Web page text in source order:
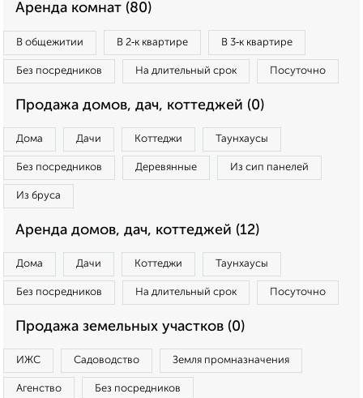
Аренда комнат (80)
В общежитии В 2‑к квартире В 3‑к квартире
Без посредников На длительный срок Посуточно
Продажа домов, дач, коттеджей (0)
Дома Дачи Коттеджи Таунхаусы
Без посредников Деревянные Из сип панелей
Из бруса
Аренда домов, дач, коттеджей (12)
Дома Дачи Коттеджи Таунхаусы
Без посредников На длительный срок Посуточно
Продажа земельных участков (0)
ИЖС Садоводство Земля промназначения
Агенство Без посредников